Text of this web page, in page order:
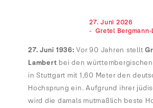
27. Juni 1936: Vor 90 Jahren stellt
Lambert bei den
in Stuttgart mit 1,60 Meter den
Hochsprung ein. Aufgrund ihrer
wird die damals mutmaßlich beste